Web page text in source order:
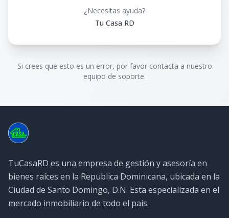
¿Necesitas ayuda?
Tu Casa RD
Si crees que esto es un error, por favor contacta a nuestro
equipo de soporte.
TuCasaRD es una empresa de gestión y asesoría en
bienes raíces en la Republica Dominicana, ubicada en la
Ciudad de Santo Domingo, D.N. Esta especializada en el
mercado inmobiliario de todo el país.